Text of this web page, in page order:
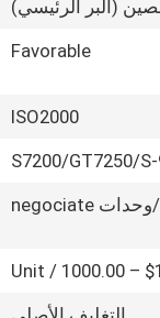
(البر الرئيسي)
Favorable
ISO2000
$1 – 1000.00 / Unit